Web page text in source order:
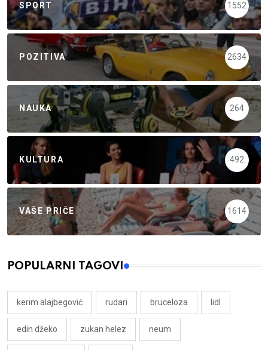
SPORT 1552
POZITIVA 2634
NAUKA 264
KULTURA 492
VAŠE PRIČE 1614
POPULARNI TAGOVI
kerim alajbegović rudari bruceloza lidl
edin džeko zukan helez neum